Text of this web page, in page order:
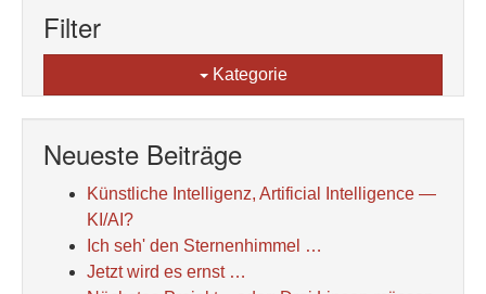
Filter
Kategorie
Neueste Beiträge
Künstliche Intelligenz, Artificial Intelligence —
KI/AI?
Ich seh' den Sternenhimmel …
Jetzt wird es ernst …